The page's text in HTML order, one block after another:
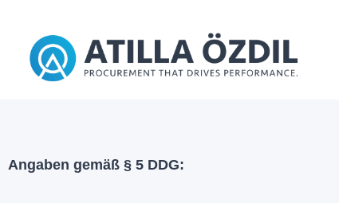
springen
Angaben gemäß § 5 DDG: